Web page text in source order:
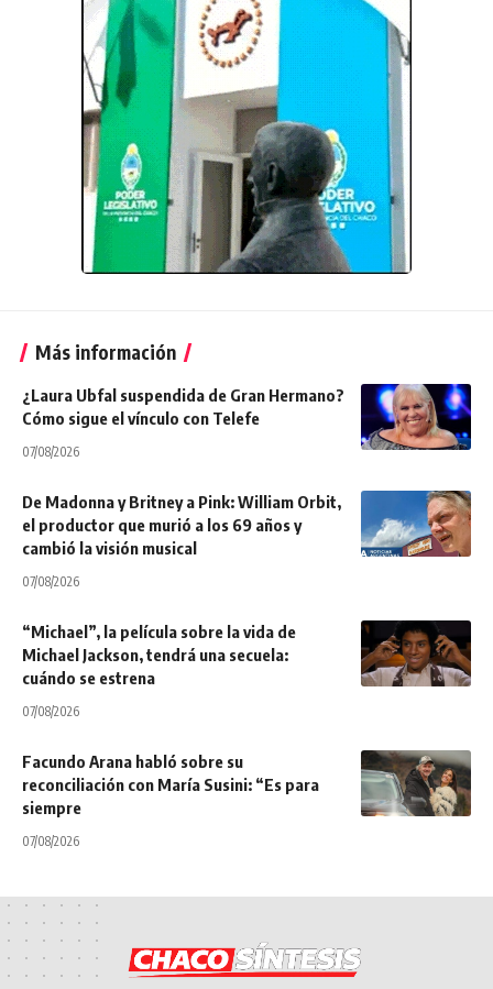
Más información
¿Laura Ubfal suspendida de Gran Hermano?
Cómo sigue el vínculo con Telefe
07/08/2026
De Madonna y Britney a Pink: William Orbit,
el productor que murió a los 69 años y
cambió la visión musical
07/08/2026
“Michael”, la película sobre la vida de
Michael Jackson, tendrá una secuela:
cuándo se estrena
07/08/2026
Facundo Arana habló sobre su
reconciliación con María Susini: “Es para
siempre
07/08/2026